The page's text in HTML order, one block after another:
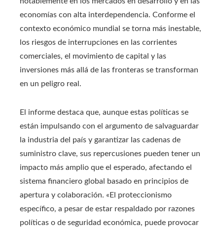
economías con alta interdependencia. Conforme el
contexto económico mundial se torna más inestable,
los riesgos de interrupciones en las corrientes
comerciales, el movimiento de capital y las
inversiones más allá de las fronteras se transforman
en un peligro real.
El informe destaca que, aunque estas políticas se
están impulsando con el argumento de salvaguardar
la industria del país y garantizar las cadenas de
suministro clave, sus repercusiones pueden tener un
impacto más amplio que el esperado, afectando el
sistema financiero global basado en principios de
apertura y colaboración. «El proteccionismo
específico, a pesar de estar respaldado por razones
políticas o de seguridad económica, puede provocar